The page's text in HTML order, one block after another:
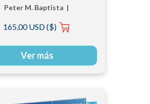
Peter M. Baptista |
Steve Amado Galeano
165,00 USD ($)
Ver más